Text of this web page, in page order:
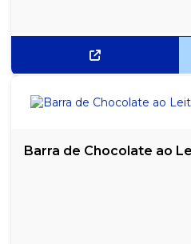
Barra de Chocolate ao